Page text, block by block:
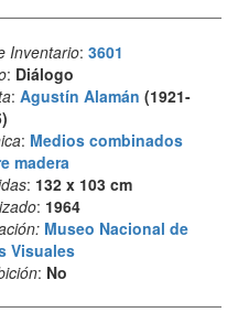
Inventario: 3601
: Diálogo
: Agustín Alamán (1921-
: Medios combinados
madera
: 132 x 103 cm
: 1964
Museo Nacional de
Visuales
: No